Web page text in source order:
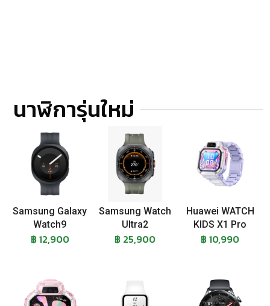
นาฬิการุ่นใหม่
Samsung Galaxy
Watch9
฿ 12,900
Samsung Watch
Ultra2
฿ 25,900
Huawei WATCH
KIDS X1 Pro
฿ 10,990